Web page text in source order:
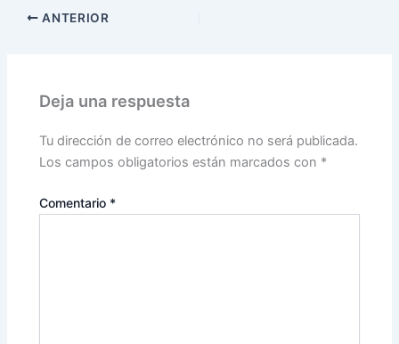
ANTERIOR
Deja una respuesta
Tu dirección de correo electrónico no será publicada.
Los campos obligatorios están marcados con *
Comentario *